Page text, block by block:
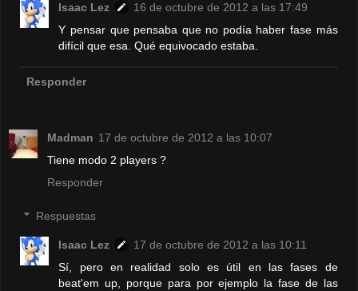
Isaac Lez
16 de octubre de 2012 a las 17:49
Y pensar que pensaba que no podía haber fase más
difícil que esa. Qué equivocado estaba.
Responder
Madman 17 de octubre de 2012 a las 10:07
Tiene modo 2 players ?
Responder
Respuestas
Isaac Lez
17 de octubre de 2012 a las 10:11
Sí, pero en realidad solo es útil en las fases de
beat'em up, porque para por ejemplo la fase de las